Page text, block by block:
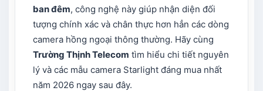
ban đêm, công nghệ này giúp nhận diện đối
tượng chính xác và chân thực hơn hẳn các dòng
camera hồng ngoại thông thường. Hãy cùng
Trường Thịnh Telecom tìm hiểu chi tiết nguyên
lý và các mẫu camera Starlight đáng mua nhất
năm 2026 ngay sau đây.